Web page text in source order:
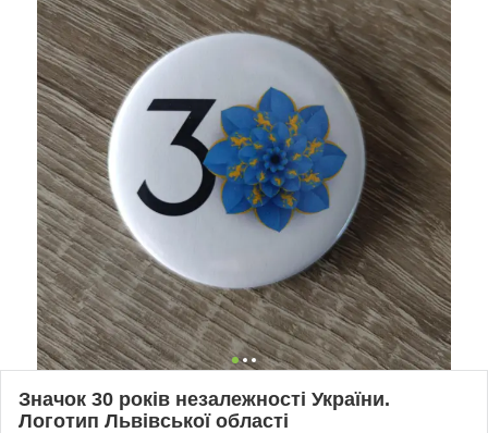
Значок 30 років незалежності України.
Логотип Львівської області